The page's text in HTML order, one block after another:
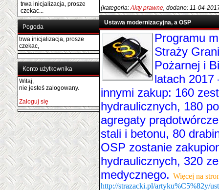
trwa inicjalizacja, prosze
czekac...
Pogoda
trwa inicjalizacja, prosze
czekac,
Konto użytkownika
Witaj,
nie jesteś zalogowany.
Zaloguj się
(kategoria:Akty prawne, dodano: 11-04-
Ustawa modernizacyjna, a OSP
Programu
Straży
Pożarnej i
latach 2017
innymi zakup: 160
hydraulicznych, 180
agregaty
stali i betonu, 80
OSP zostanie
hydraulicznych, 320
medycznego. Więcej na
http://strazacki.pl/artyku%C5%82y/